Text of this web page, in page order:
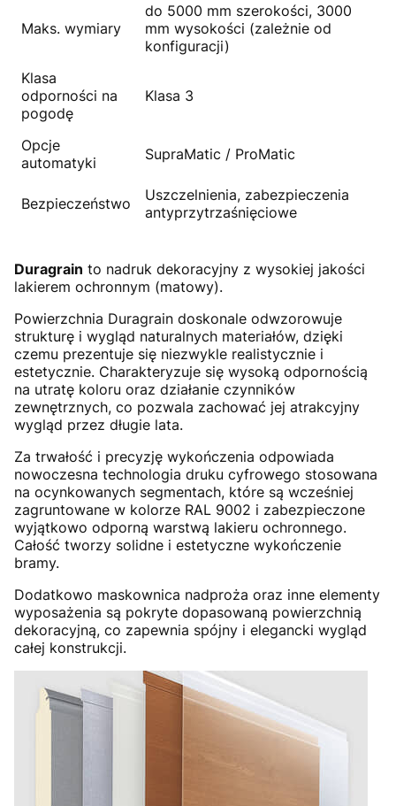
Maks. wymiary
do 5000 mm szerokości, 3000
mm wysokości (zależnie od
konfiguracji)
Klasa
odporności na
pogodę
Klasa 3
Opcje
automatyki
SupraMatic / ProMatic
Bezpieczeństwo
Uszczelnienia, zabezpieczenia
antyprzytrzaśnięciowe
Duragrain to nadruk dekoracyjny z wysokiej jakości
lakierem ochronnym (matowy).
Powierzchnia Duragrain doskonale odwzorowuje
strukturę i wygląd naturalnych materiałów, dzięki
czemu prezentuje się niezwykle realistycznie i
estetycznie. Charakteryzuje się wysoką odpornością
na utratę koloru oraz działanie czynników
zewnętrznych, co pozwala zachować jej atrakcyjny
wygląd przez długie lata.
Za trwałość i precyzję wykończenia odpowiada
nowoczesna technologia druku cyfrowego stosowana
na ocynkowanych segmentach, które są wcześniej
zagruntowane w kolorze RAL 9002 i zabezpieczone
wyjątkowo odporną warstwą lakieru ochronnego.
Całość tworzy solidne i estetyczne wykończenie
bramy.
Dodatkowo maskownica nadproża oraz inne elementy
wyposażenia są pokryte dopasowaną powierzchnią
dekoracyjną, co zapewnia spójny i elegancki wygląd
całej konstrukcji.